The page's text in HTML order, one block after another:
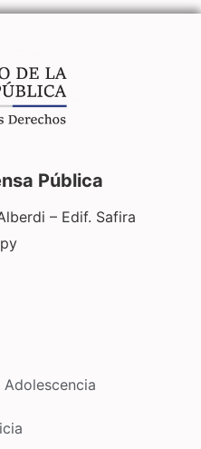
Pública
– Edif. Safira